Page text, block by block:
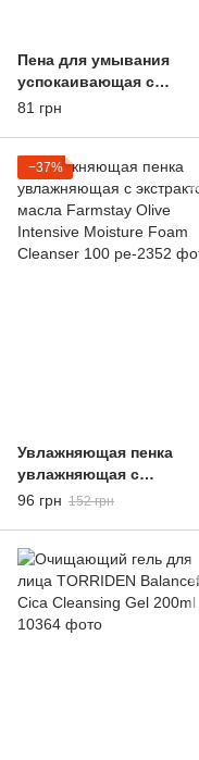
Пена для умывания
успокаивающая с
экстрактом центели May
ml)
81 грн
−37%
Увлажняющая пенка
увлажняющая с
экстрактом масла
100
96 грн 152 грн